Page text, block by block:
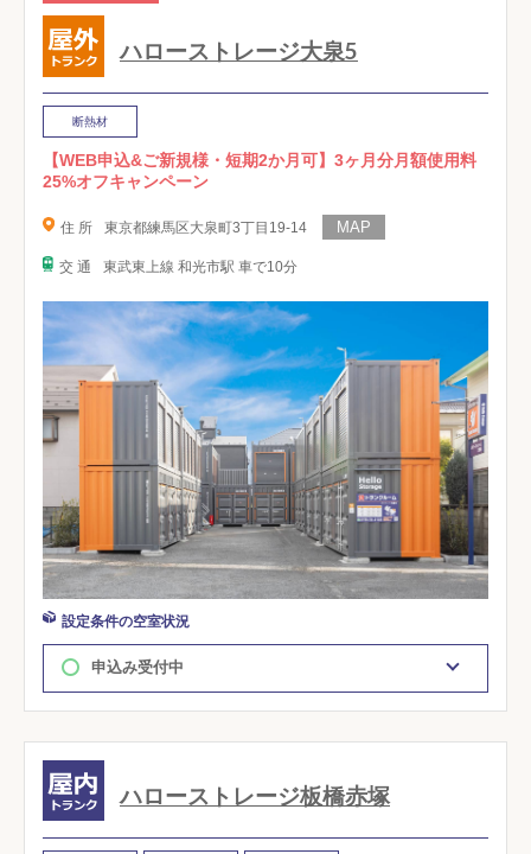
ハローストレージ大泉5
断熱材
【WEB申込&ご新規様・短期2か月可】3ヶ月分月額使用料
25%オフキャンペーン
住 所 東京都練馬区大泉町3丁目19-14
交 通 東武東上線 和光市駅 車で10分
設定条件の空室状況
申込み受付中
ハローストレージ板橋赤塚